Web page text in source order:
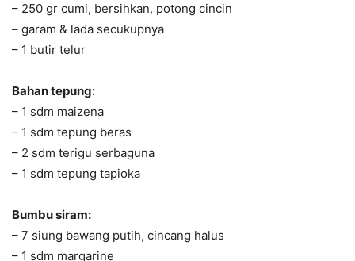
– 250 gr cumi, bersihkan, potong cincin
– garam & lada secukupnya
– 1 butir telur
Bahan tepung:
– 1 sdm maizena
– 1 sdm tepung beras
– 2 sdm terigu serbaguna
– 1 sdm tepung tapioka
Bumbu siram:
– 7 siung bawang putih, cincang halus
– 1 sdm margarine